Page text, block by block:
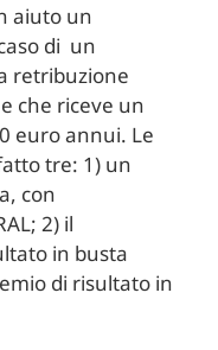
aiuto un
di un
retribuzione
che riceve un
euro annui. Le
tre: 1) un
con
2) il
in busta
di risultato in